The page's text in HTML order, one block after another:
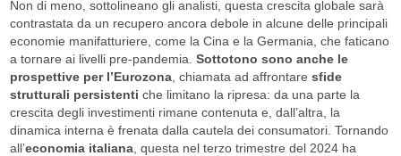
Non di meno, sottolineano gli analisti, questa crescita globale sarà
contrastata da un recupero ancora debole in alcune delle principali
economie manifatturiere, come la Cina e la Germania, che faticano
a tornare ai livelli pre-pandemia. Sottotono sono anche le
prospettive per l’Eurozona, chiamata ad affrontare sfide
strutturali persistenti che limitano la ripresa: da una parte la
crescita degli investimenti rimane contenuta e, dall’altra, la
dinamica interna è frenata dalla cautela dei consumatori. Tornando
all’economia italiana, questa nel terzo trimestre del 2024 ha